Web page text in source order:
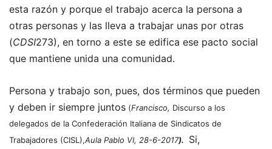
esta razón y porque el trabajo acerca la persona a
otras personas y las lleva a trabajar unas por otras
(CDSI273), en torno a este se edifica ese pacto social
que mantiene unida una comunidad.
Persona y trabajo son, pues, dos términos que pueden
y deben ir siempre juntos (Francisco, Discurso a los
delegados de la Confederación Italiana de Sindicatos de
Trabajadores (CISL),Aula Pablo VI, 28-6-2017).
Si,